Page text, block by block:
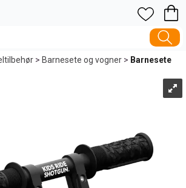
>Barnesete og vogner> Barnesete